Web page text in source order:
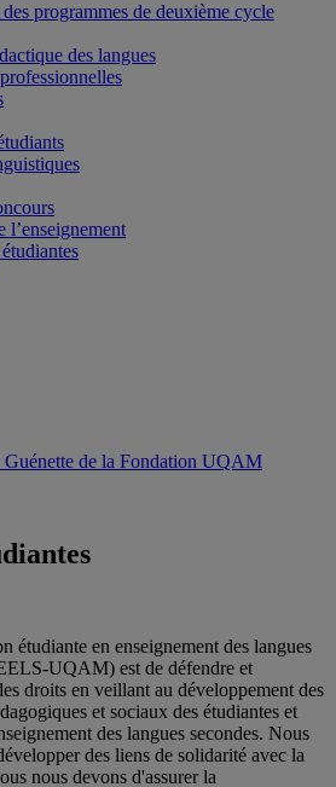
programmes de deuxième cycle
des langues
l’enseignement
Guénette de la Fondation UQAM
étudiante en enseignement des langues
UQAM) est de défendre et
droits en veillant au développement des
et sociaux des étudiantes et
des langues secondes. Nous
des liens de solidarité avec la
nous devons d'assurer la